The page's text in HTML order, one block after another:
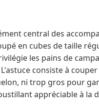
central des
en cubes de taille
les pains de
consiste à
ni trop gros pour
appréciable à la